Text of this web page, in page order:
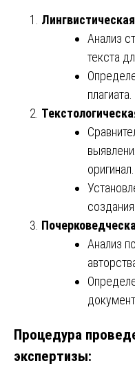
Анализ
текста
плагиата.
оригинал.
Анализ
Процедура
экспертизы: